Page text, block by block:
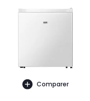
Comparer